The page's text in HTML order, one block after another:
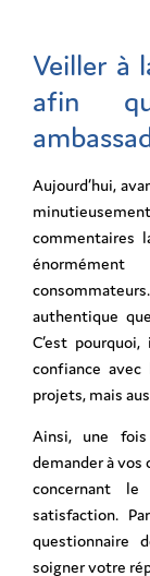
Veiller à
afin
Aujourd’hui,
commentaires
authentique
C’est
confiance
projets, mais
Ainsi, une
demander à vos
concernant
satisfaction.
questionnaire
soigner votre